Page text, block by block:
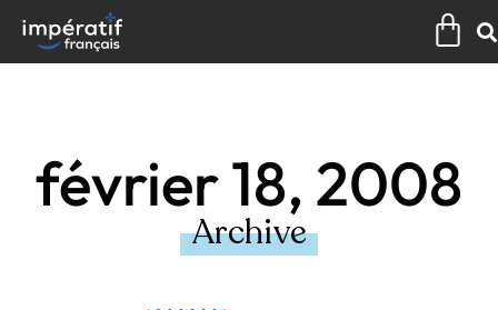
contenu
février 18, 2008
Archive